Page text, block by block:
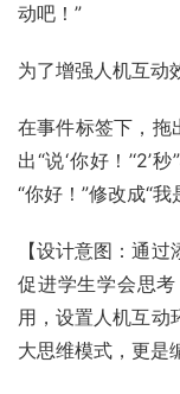
动吧！”
为了增强人机互动
在事件标签下，拖
出“说‘你好！’‘2’
“你好！”修改成“
【设计意图：通
促进学生学会思
用，设置人机互动
大思维模式，更是